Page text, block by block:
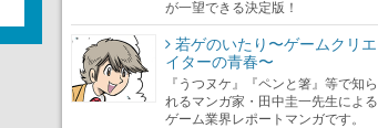
が一望できる決定版！
若ゲのいたり〜ゲームクリエ
イターの青春〜
『うつヌケ』『ペンと箸』等で知ら
れるマンガ家・田中圭一先生による
ゲーム業界レポートマンガです。